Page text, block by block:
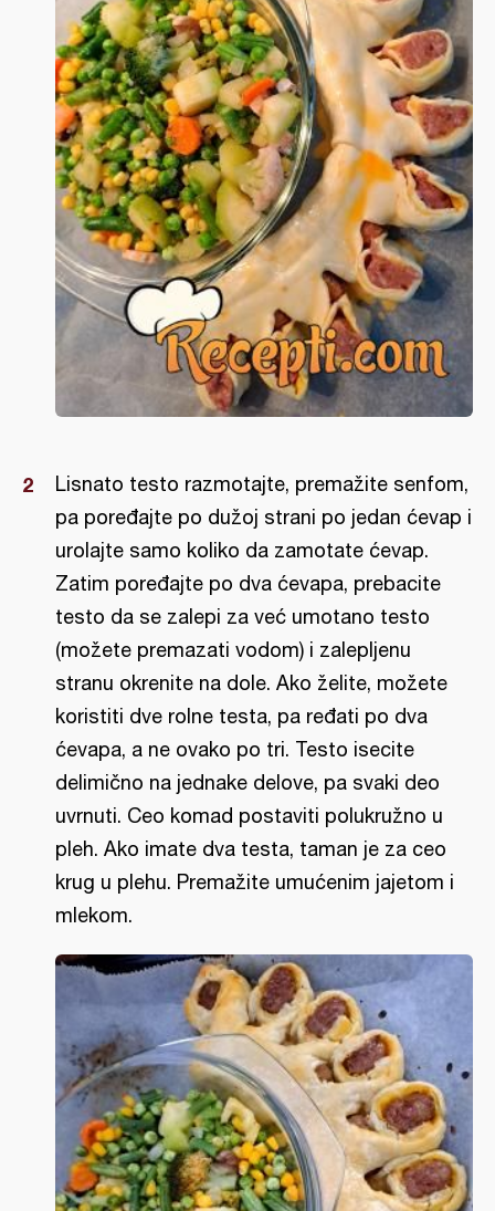
Lisnato testo razmotajte, premažite senfom,
pa poređajte po dužoj strani po jedan ćevap i
urolajte samo koliko da zamotate ćevap.
Zatim poređajte po dva ćevapa, prebacite
testo da se zalepi za već umotano testo
(možete premazati vodom) i zalepljenu
stranu okrenite na dole. Ako želite, možete
koristiti dve rolne testa, pa ređati po dva
ćevapa, a ne ovako po tri. Testo isecite
delimično na jednake delove, pa svaki deo
uvrnuti. Ceo komad postaviti polukružno u
pleh. Ako imate dva testa, taman je za ceo
krug u plehu. Premažite umućenim jajetom i
mlekom.